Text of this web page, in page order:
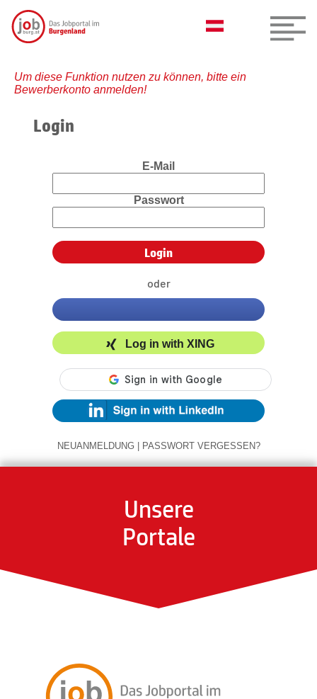
Um diese Funktion nutzen zu können, bitte ein
Bewerberkonto anmelden!
Login
E-Mail
Passwort
oder
Log in with XING
NEUANMELDUNG | PASSWORT VERGESSEN?
Unsere
Portale